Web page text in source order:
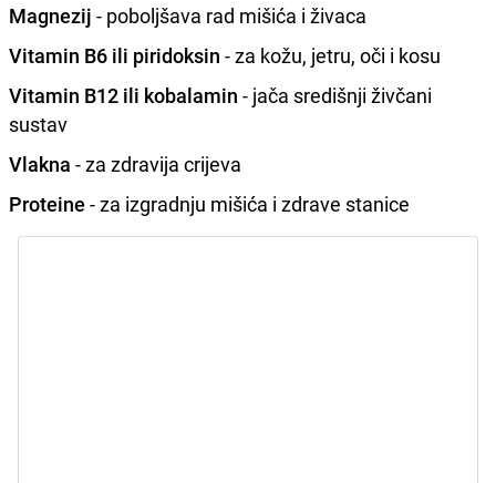
Magnezij - poboljšava rad mišića i živaca
Vitamin B6 ili piridoksin - za kožu, jetru, oči i kosu
Vitamin B12 ili kobalamin - jača središnji živčani
sustav
Vlakna - za zdravija crijeva
Proteine - za izgradnju mišića i zdrave stanice